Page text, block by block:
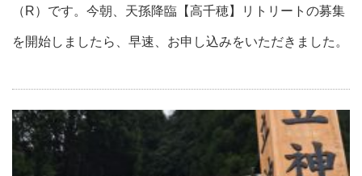
（R）です。今朝、天孫降臨【高千穂】リトリートの募集
を開始しましたら、早速、お申し込みをいただきました。